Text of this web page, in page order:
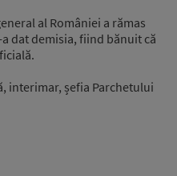
al României a rămas
dat demisia, fiind bănuit că
interimar, șefia Parchetului